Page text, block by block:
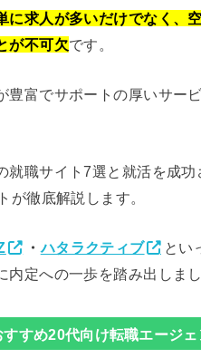
に求人が多いだけでなく、
が不可欠です。
富でサポートの厚いサー
就職サイト7選と就活を成
が徹底解説します。
・ハタラクティブ
とい
定への一歩を踏み出しまし
すめ20代向け転職エージェ